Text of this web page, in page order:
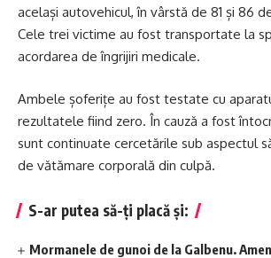
același autovehicul, în vârstă de 81 și 86
Cele trei victime au fost transportate la
acordarea de îngrijiri medicale.
Ambele șoferițe au fost testate cu
rezultatele fiind zero. În cauză a fost
sunt continuate cercetările sub aspectul
de vătămare corporală din culpă.
S-ar putea să-ți placă și:
Mormanele de gunoi de la Galbenu.